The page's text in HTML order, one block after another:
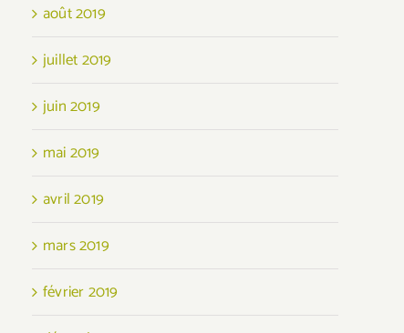
août 2019
juillet 2019
juin 2019
mai 2019
avril 2019
mars 2019
février 2019